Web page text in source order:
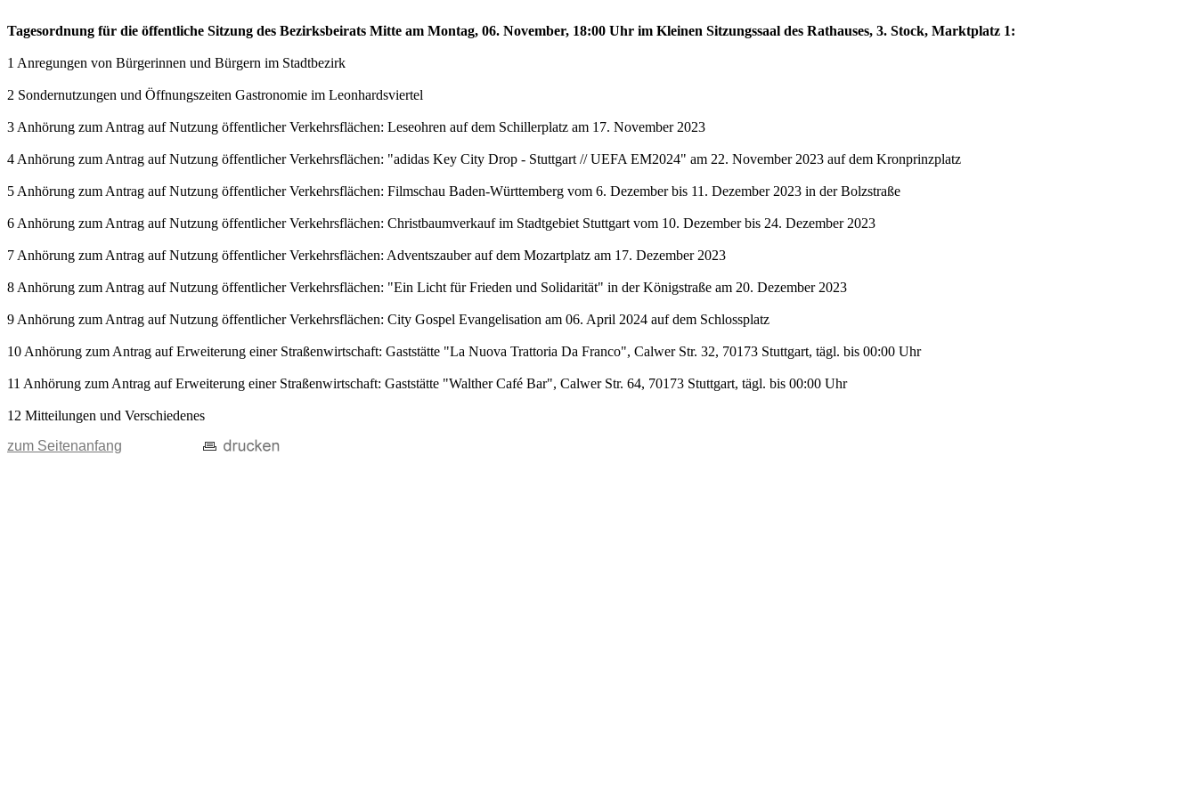
Tagesordnung für die öffentliche Sitzung des Bezirksbeirats Mitte am Montag, 06. November, 18:00 Uhr im Kleinen Sitzungssaal des Rathauses, 3. Stock, Marktplatz 1:
1 Anregungen von Bürgerinnen und Bürgern im Stadtbezirk
2 Sondernutzungen und Öffnungszeiten Gastronomie im Leonhardsviertel
3 Anhörung zum Antrag auf Nutzung öffentlicher Verkehrsflächen: Leseohren auf dem Schillerplatz am 17. November 2023
4 Anhörung zum Antrag auf Nutzung öffentlicher Verkehrsflächen: "adidas Key City Drop - Stuttgart // UEFA EM2024" am 22. November 2023 auf dem Kronprinzplatz
5 Anhörung zum Antrag auf Nutzung öffentlicher Verkehrsflächen: Filmschau Baden-Württemberg vom 6. Dezember bis 11. Dezember 2023 in der Bolzstraße
6 Anhörung zum Antrag auf Nutzung öffentlicher Verkehrsflächen: Christbaumverkauf im Stadtgebiet Stuttgart vom 10. Dezember bis 24. Dezember 2023
7 Anhörung zum Antrag auf Nutzung öffentlicher Verkehrsflächen: Adventszauber auf dem Mozartplatz am 17. Dezember 2023
8 Anhörung zum Antrag auf Nutzung öffentlicher Verkehrsflächen: "Ein Licht für Frieden und Solidarität" in der Königstraße am 20. Dezember 2023
9 Anhörung zum Antrag auf Nutzung öffentlicher Verkehrsflächen: City Gospel Evangelisation am 06. April 2024 auf dem Schlossplatz
10 Anhörung zum Antrag auf Erweiterung einer Straßenwirtschaft: Gaststätte "La Nuova Trattoria Da Franco", Calwer Str. 32, 70173 Stuttgart, tägl. bis 00:00 Uhr
11 Anhörung zum Antrag auf Erweiterung einer Straßenwirtschaft: Gaststätte "Walther Café Bar", Calwer Str. 64, 70173 Stuttgart, tägl. bis 00:00 Uhr
12 Mitteilungen und Verschiedenes
zum Seitenanfang